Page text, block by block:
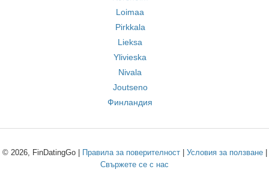
Loimaa
Pirkkala
Lieksa
Ylivieska
Nivala
Joutseno
Финландия
© 2026, FinDatingGo | Правила за поверителност| Условия за ползване|
Свържете се с нас